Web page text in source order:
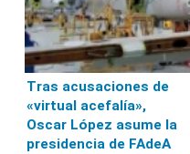
Tras acusaciones de
«virtual acefalía»,
Oscar López asume la
presidencia de FAdeA